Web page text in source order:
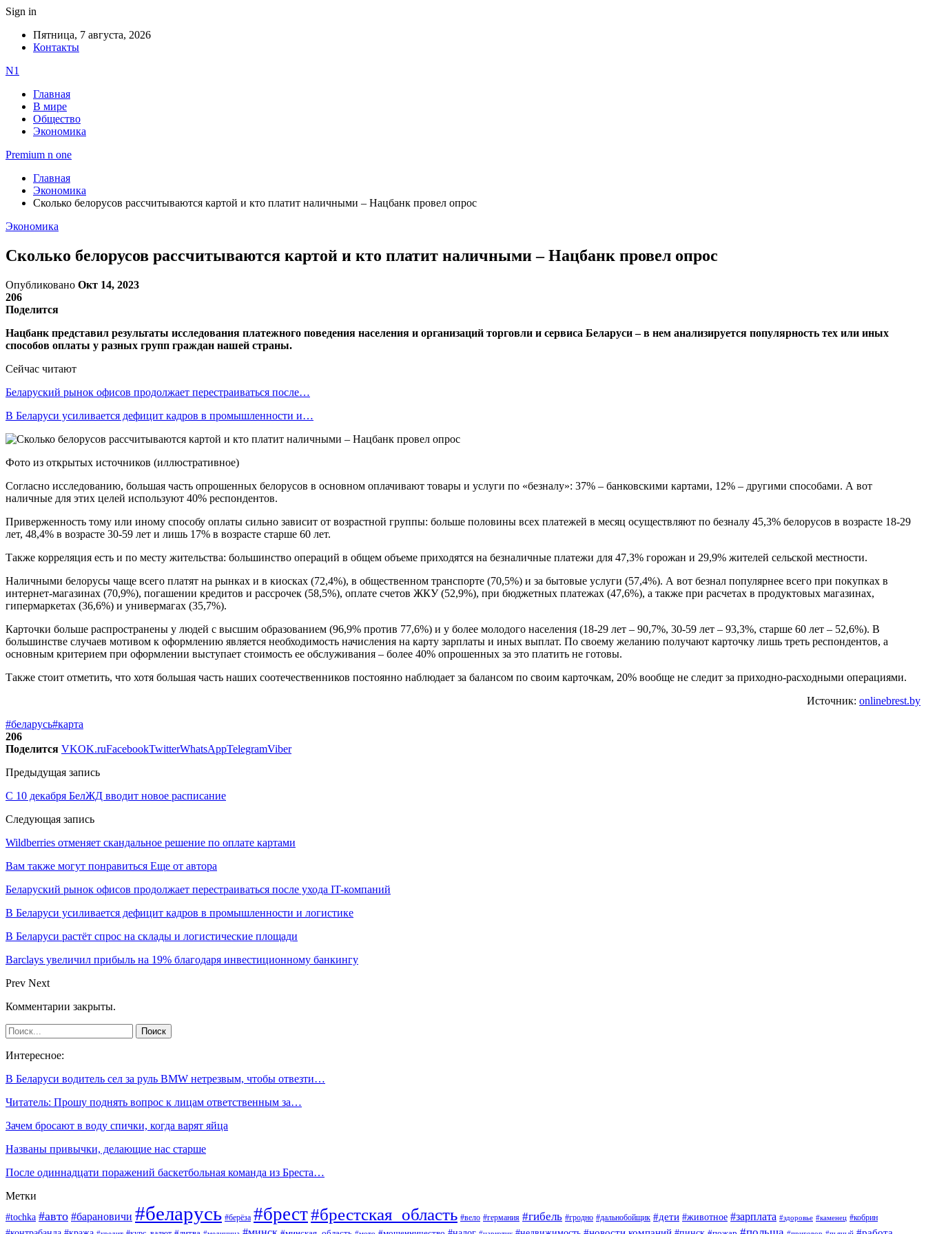
Sign in
Пятница, 7 августа, 2026
Контакты
N1
Главная
В мире
Общество
Экономика
Premium n one
Главная
Экономика
Сколько белорусов рассчитываются картой и кто платит наличными – Нацбанк провел опрос
Экономика
Сколько белорусов рассчитываются картой и кто платит наличными – Нацбанк провел опрос
Опубликовано Окт 14, 2023
206
Поделится
Нацбанк представил результаты исследования платежного поведения населения и организаций торговли и сервиса Беларуси – в нем анализируется популярность тех или иных
способов оплаты у разных групп граждан нашей страны.
Сейчас читают
Беларуский рынок офисов продолжает перестраиваться после…
В Беларуси усиливается дефицит кадров в промышленности и…
Фото из открытых источников (иллюстративное)
Согласно исследованию, большая часть опрошенных белорусов в основном оплачивают товары и услуги по «безналу»: 37% – банковскими картами, 12% – другими способами. А вот
наличные для этих целей используют 40% респондентов.
Приверженность тому или иному способу оплаты сильно зависит от возрастной группы: больше половины всех платежей в месяц осуществляют по безналу 45,3% белорусов в возрасте 18-29
лет, 48,4% в возрасте 30-59 лет и лишь 17% в возрасте старше 60 лет.
Также корреляция есть и по месту жительства: большинство операций в общем объеме приходятся на безналичные платежи для 47,3% горожан и 29,9% жителей сельской местности.
Наличными белорусы чаще всего платят на рынках и в киосках (72,4%), в общественном транспорте (70,5%) и за бытовые услуги (57,4%). А вот безнал популярнее всего при покупках в
интернет-магазинах (70,9%), погашении кредитов и рассрочек (58,5%), оплате счетов ЖКУ (52,9%), при бюджетных платежах (47,6%), а также при расчетах в продуктовых магазинах,
гипермаркетах (36,6%) и универмагах (35,7%).
Карточки больше распространены у людей с высшим образованием (96,9% против 77,6%) и у более молодого населения (18-29 лет – 90,7%, 30-59 лет – 93,3%, старше 60 лет – 52,6%). В
большинстве случаев мотивом к оформлению является необходимость начисления на карту зарплаты и иных выплат. По своему желанию получают карточку лишь треть респондентов, а
основным критерием при оформлении выступает стоимость ее обслуживания – более 40% опрошенных за это платить не готовы.
Также стоит отметить, что хотя большая часть наших соотечественников постоянно наблюдает за балансом по своим карточкам, 20% вообще не следит за приходно-расходными операциями.
Источник: onlinebrest.by
#беларусь#карта
206
Поделится VKOK.ruFacebookTwitterWhatsAppTelegramViber
Предыдущая запись
С 10 декабря БелЖД вводит новое расписание
Следующая запись
Wildberries отменяет скандальное решение по оплате картами
Вам также могут понравиться Еще от автора
Беларуский рынок офисов продолжает перестраиваться после ухода IT-компаний
В Беларуси усиливается дефицит кадров в промышленности и логистике
В Беларуси растёт спрос на склады и логистические площади
Barclays увеличил прибыль на 19% благодаря инвестиционному банкингу
Prev Next
Комментарии закрыты.
Интересное:
В Беларуси водитель сел за руль BMW нетрезвым, чтобы отвезти…
Читатель: Прошу поднять вопрос к лицам ответственным за…
Зачем бросают в воду спички, когда варят яйца
Названы привычки, делающие нас старше
После одиннадцати поражений баскетбольная команда из Бреста…
Метки
#tochka #авто #барановичи #беларусь #берёза #брест#брестская_область #вело #германия #гибель #гродно #дальнобойщик #дети #животное #зарплата #здоровье #каменец #кобрин